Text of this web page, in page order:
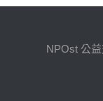
NPOst 公